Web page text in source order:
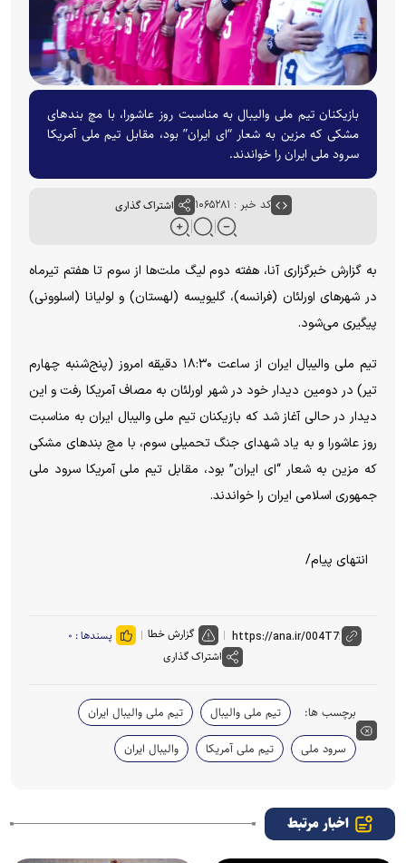
بازیکنان تیم ملی والیبال به مناسبت روز عاشورا، با مچ بندهای
مشکی که مزین به شعار “ای ایران” بود، مقابل تیم ملی آمریکا
سرود ملی ایران را خواندند.
کد خبر : ۱۰۶۵۲۸۱ اشتراک گذاری
به گزارش خبرگزاری آنا، هفته دوم لیگ ملت‌ها از سوم تا هفتم تیرماه
در شهرهای اورلئان (فرانسه)، گلیویسه (لهستان) و لولیانا (اسلوونی)
پیگیری می‌شود.
تیم ملی والیبال ایران از ساعت ۱۸:۳۰ دقیقه امروز (پنج‌شنبه چهارم
تیر) در دومین دیدار خود در شهر اورلئان به مصاف آمریکا رفت و این
دیدار در حالی آغاز شد که بازیکنان تیم ملی والیبال ایران به مناسبت
روز عاشورا و به یاد شهدای جنگ تحمیلی سوم، با مچ بندهای مشکی
که مزین به شعار “ای ایران” بود، مقابل تیم ملی آمریکا سرود ملی
جمهوری اسلامی ایران را خواندند.
انتهای پیام/
گزارش خطا پسندها : ۰
اشتراک گذاری
برچسب ها: تیم ملی والیبال
تیم ملی والیبال ایران
سرود ملی
تیم ملی آمریکا والیبال ایران
اخبار مرتبط